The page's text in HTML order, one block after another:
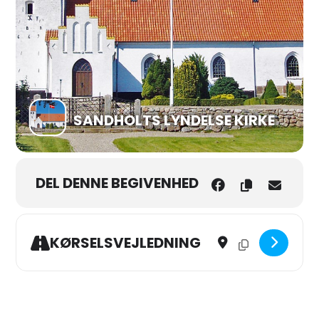
SANDHOLTS LYNDELSE KIRKE
DEL DENNE BEGIVENHED
KØRSELSVEJLEDNING Address - Sogneudflugt
Destination